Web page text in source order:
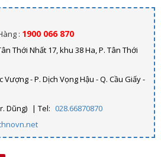
: 1900 066 870
Thới Nhất 17, khu 38 Ha, P. Tân Thới
Vượng - P. Dịch Vọng Hậu - Q. Cầu Giấy -
Dũng) | Tel: 028.66870870